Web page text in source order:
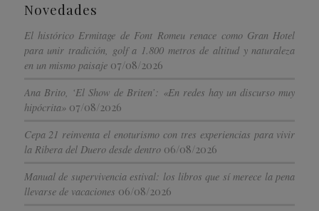
Novedades
El histórico Ermitage de Font Romeu renace como Gran Hotel
para unir tradición, golf a 1.800 metros de altitud y naturaleza
en un mismo paisaje 07/08/2026
Ana Brito, ‘El Show de Briten’: «En redes hay un discurso muy
hipócrita» 07/08/2026
Cepa 21 reinventa el enoturismo con tres experiencias para vivir
la Ribera del Duero desde dentro 06/08/2026
Manual de supervivencia estival: los libros que sí merece la pena
llevarse de vacaciones 06/08/2026